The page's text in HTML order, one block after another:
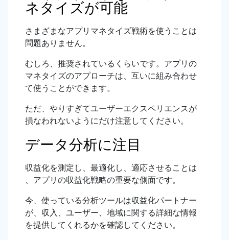
ネタイズが可能
さまざまなアプリマネタイズ戦術を使うことは
問題ありません。
むしろ、推奨されているくらいです。アプリの
マネタイズのアプローチは、互いに組み合わせ
て使うことができます。
ただ、やりすぎてユーザーエクスペリエンスが
損なわれないようにだけ注意してください。
データ分析に注目
収益化を測定し、最適化し、適応させることは
、アプリの収益化戦略の重要な側面です。
今、使っている分析ツールは収益化パートナー
が、収入、ユーザー、地域に関する詳細な情報
を提供してくれるかを確認してください。